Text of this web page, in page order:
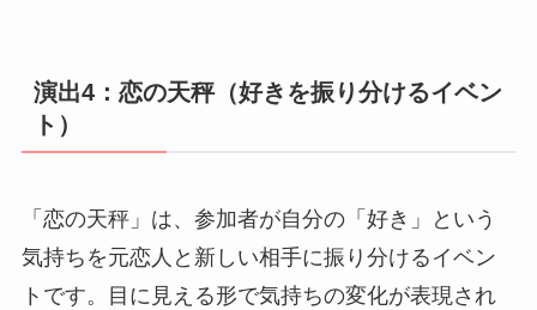
演出4：恋の天秤（好きを振り分けるイベン
ト）
「恋の天秤」は、参加者が自分の「好き」という
気持ちを元恋人と新しい相手に振り分けるイベン
トです。目に見える形で気持ちの変化が表現され